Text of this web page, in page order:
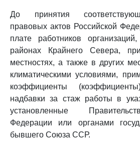
До принятия
правовых актов Российской
плате работников
районах Крайнего Севера,
местностях, а также в других
климатическими условиями,
коэффициенты
надбавки за стаж работы в
установленные
Федерации или органами
бывшего Союза ССР.